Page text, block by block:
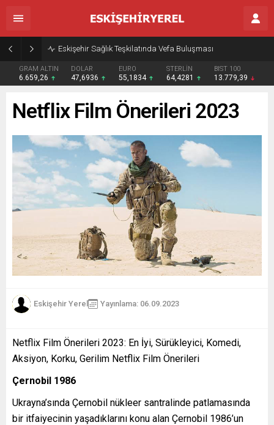
Eskişehir Sağlık Teşkilatında Vefa Buluşması
GRAM ALTIN
6.659,26
DOLAR
47,6936
EURO
55,1834
STERLİN
64,4281
BIST 100
13.779,39
Netflix Film Önerileri 2023
Eskişehir Yerel Yayınlama: 06.09.2023
Netflix Film Önerileri 2023: En İyi, Sürükleyici, Komedi,
Aksiyon, Korku, Gerilim Netflix Film Önerileri
Çernobil 1986
Ukrayna’sında Çernobil nükleer santralinde patlamasında
bir itfaiyecinin yaşadıklarını konu alan Çernobil 1986’un